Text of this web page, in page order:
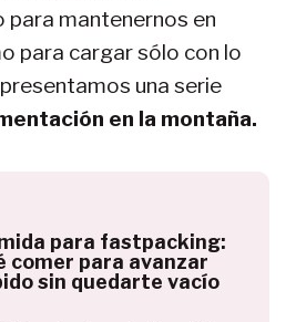
mantenernos en
para cargar sólo con lo
una serie
en la montaña.
para fastpacking:
comer para avanzar
sin quedarte vacío